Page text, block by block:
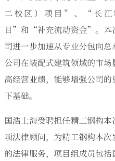
二校区）项目”、“长江
目”和“补充流动资金”。本
司进一步加速从专业分包向
公司在装配式建筑领域的市
高经营业绩，能够增强公司
下基础。
国浩上海受聘担任精工钢构
项法律顾问，为精工钢构本
的法律服务，项目组成员包括